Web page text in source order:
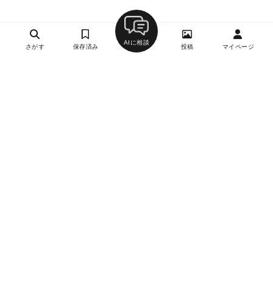
さがす 保存済み
AIに相談
投稿 マイページ